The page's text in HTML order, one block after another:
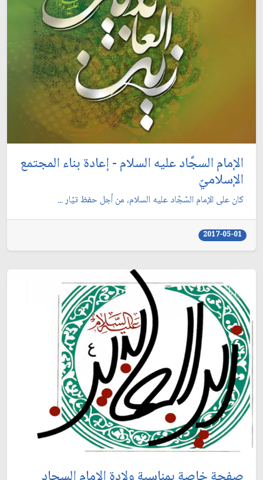
الإمام السجَّاد عليه السلام - إعادة بناء المجتمع
الإسلاميّ
كان على الإمام السّجّاد عليه السلام، من أجل حفظ تيّار ...
2017-05-01